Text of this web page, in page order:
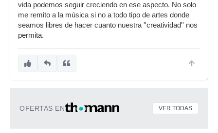
vida podemos seguir creciendo en ese aspecto. No solo
me remito a la música si no a todo tipo de artes donde
seamos libres de hacer cuanto nuestra ''creatividad'' nos
permita.
OFERTAS EN VER TODAS